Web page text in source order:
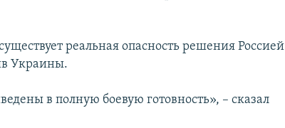
реальная опасность решения Россией
Украины.
в полную боевую готовность», – сказал